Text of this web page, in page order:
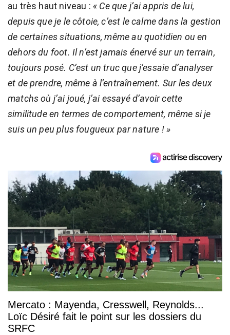
au très haut niveau : « Ce que j’ai appris de lui,
depuis que je le côtoie, c’est le calme dans la gestion
de certaines situations, même au quotidien ou en
dehors du foot. Il n’est jamais énervé sur un terrain,
toujours posé. C’est un truc que j’essaie d’analyser
et de prendre, même à l’entraînement. Sur les deux
matchs où j’ai joué, j’ai essayé d’avoir cette
similitude en termes de comportement, même si je
suis un peu plus fougueux par nature ! »
Mercato : Mayenda, Cresswell, Reynolds...
Loïc Désiré fait le point sur les dossiers du
SRFC